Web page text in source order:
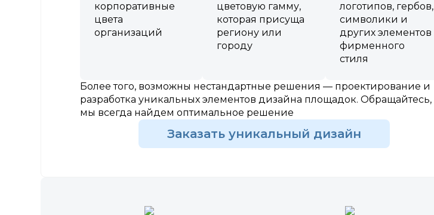
корпоративные
цвета
организаций
цветовую гамму,
которая присуща
региону или
городу
логотипов, гербов,
символики и
других элементов
фирменного
стиля
Более того, возможны нестандартные решения — проектирование и
разработка уникальных элементов дизайна площадок. Обращайтесь,
мы всегда найдем оптимальное решение
Заказать уникальный дизайн